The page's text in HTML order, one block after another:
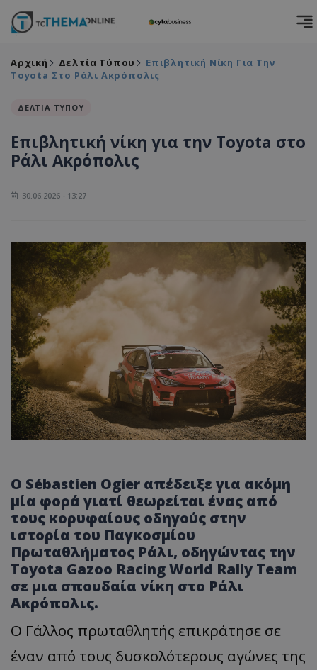
Αρχική Δελτία Τύπου
Επιβλητική Νίκη Για Την
Toyota Στο Ράλι Ακρόπολις
ΔΕΛΤΙΑ ΤΥΠΟΥ
Επιβλητική νίκη για την Toyota στο
Ράλι Ακρόπολις
30.06.2026 - 13:27
Ο Sébastien Ogier απέδειξε για ακόμη
μία φορά γιατί θεωρείται ένας από
τους κορυφαίους οδηγούς στην
ιστορία του Παγκοσμίου
Πρωταθλήματος Ράλι, οδηγώντας την
Toyota Gazoo Racing World Rally Team
σε μια σπουδαία νίκη στο Ράλι
Ακρόπολις.
Ο Γάλλος πρωταθλητής επικράτησε σε
έναν από τους δυσκολότερους αγώνες της